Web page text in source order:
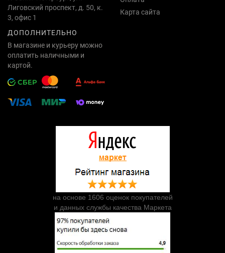
Лиговский проспект, д. 50, к.
3, офис 1
Карта сайта
ДОПОЛНИТЕЛЬНО
В магазине и курьеру можно
оплатить наличными и
картой.
на основе 1606 оценок покупателей
и данных службы качества Маркета